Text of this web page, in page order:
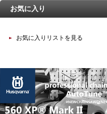
お気に入り
お気に入りリストを見る